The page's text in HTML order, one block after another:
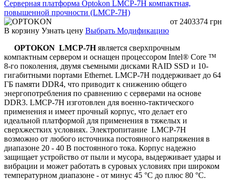
Серверная платформа Optokon LMCP-7H компактная,
повышенной прочности (LMCP-7H)
от 2403374 грн
В корзину Узнать цену Выбрать Модификацию
OPTOKON LMCP-7Hявляется сверхпрочным
компактным сервером и оснащен процессором Intel® Core ™
8-го поколения, двумя съемными дисками RAID SSD и 10-
гигабитными портами Ethernet. LMCP-7H поддерживает до 64
ГБ памяти DDR4, что приводит к снижению общего
энергопотребления по сравнению с серверами на основе
DDR3. LMCP-7H изготовлен для военно-тактического
применения и имеет прочный корпус, что делает его
идеальной платформой для применения в тяжелых и
сверхжестких условиях. Электропитание LMCP-7H
возможно от любого источника постоянного напряжения в
диапазоне 20 - 40 В постоянного тока. Корпус надежно
защищает устройство от пыли и мусора, выдерживает удары и
вибрации и может работать в суровых условиях при широком
температурном диапазоне - от минус 45 °C до плюс 80 °C.